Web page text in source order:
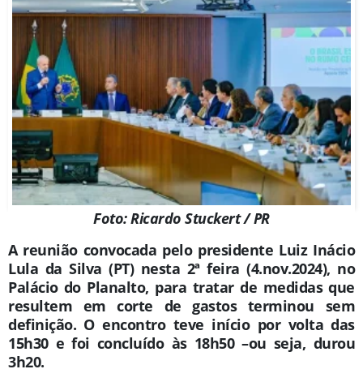
Foto: Ricardo Stuckert / PR
A reunião convocada pelo presidente Luiz Inácio
Lula da Silva (PT) nesta 2ª feira (4.nov.2024), no
Palácio do Planalto, para tratar de medidas que
resultem em corte de gastos terminou sem
definição. O encontro teve início por volta das
15h30 e foi concluído às 18h50 –ou seja, durou
3h20.